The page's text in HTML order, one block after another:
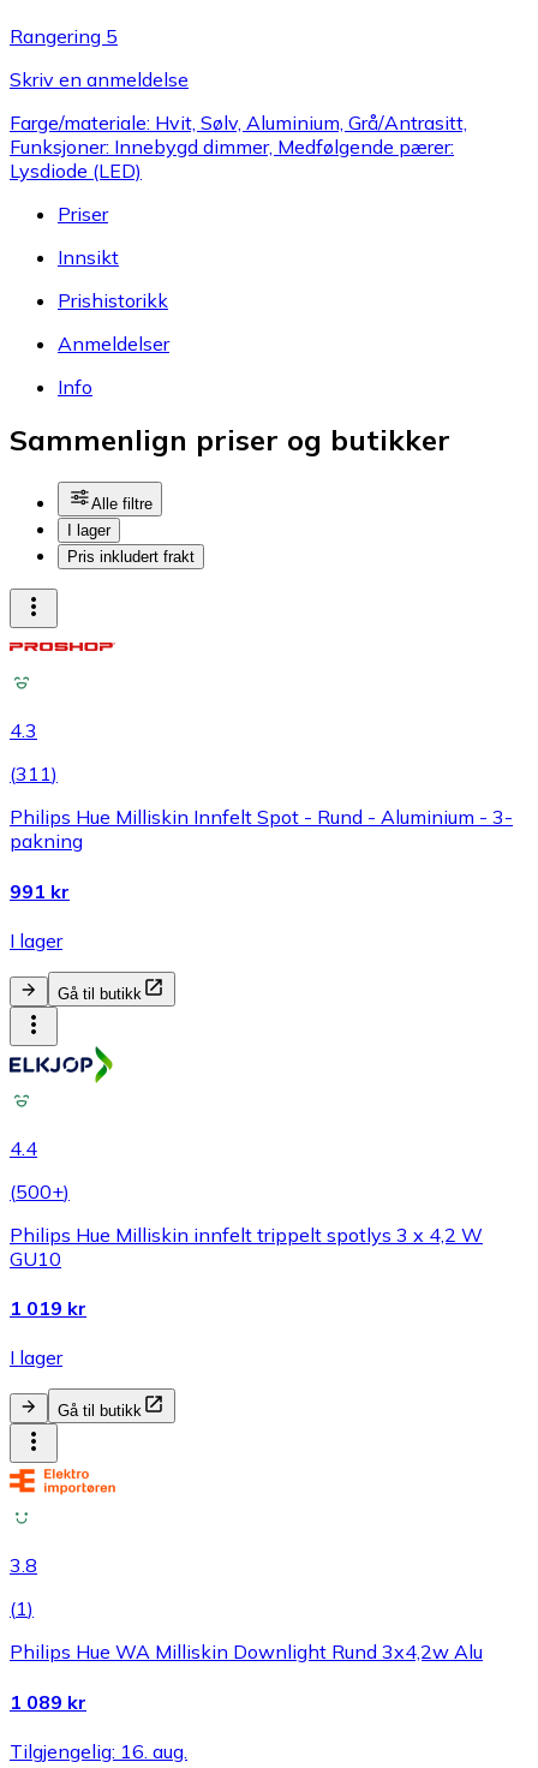
Rangering 5
Skriv en anmeldelse
Farge/materiale: Hvit, Sølv, Aluminium, Grå/Antrasitt,
Funksjoner: Innebygd dimmer, Medfølgende pærer:
Lysdiode (LED)
Priser
Innsikt
Prishistorikk
Anmeldelser
Info
Sammenlign priser og butikker
Alle filtre
I lager
Pris inkludert frakt
4.3
(311)
Philips Hue Milliskin Innfelt Spot - Rund - Aluminium - 3-
pakning
991 kr
I lager
Gå til butikk
4.4
(500+)
Philips Hue Milliskin innfelt trippelt spotlys 3 x 4,2 W
GU10
1 019 kr
I lager
Gå til butikk
3.8
(1)
Philips Hue WA Milliskin Downlight Rund 3x4,2w Alu
1 089 kr
Tilgjengelig: 16. aug.